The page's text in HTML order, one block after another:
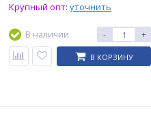
Крупный опт: уточнить
В наличии - +
В КОРЗИНУ